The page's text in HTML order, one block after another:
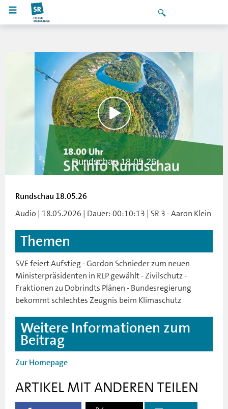
Rundschau 18.05.26
Rundschau 18.05.26
Audio | 18.05.2026 | Dauer: 00:10:13 | SR 3 - Aaron Klein
Themen
SVE feiert Aufstieg - Gordon Schnieder zum neuen
Ministerpräsidenten in RLP gewählt - Zivilschutz -
Fraktionen zu Dobrindts Plänen - Bundesregierung
bekommt schlechtes Zeugnis beim Klimaschutz
Weitere Informationen zum
Beitrag
Zur Homepage
ARTIKEL MIT ANDEREN TEILEN